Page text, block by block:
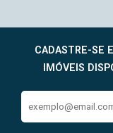
CADASTRE-SE
IMÓVEIS